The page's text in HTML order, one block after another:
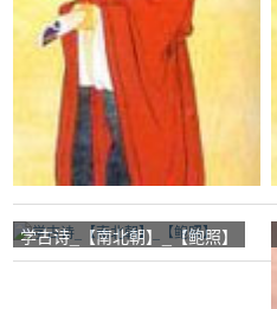
学古诗_【南北朝】_【鲍照】